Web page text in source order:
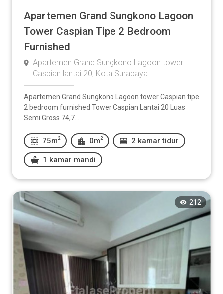
Apartemen Grand Sungkono Lagoon
Tower Caspian Tipe 2 Bedroom
Furnished
Apartemen Grand Sungkono Lagoon tower
Caspian lantai 20, Kota Surabaya
Apartemen Grand Sungkono Lagoon tower Caspian tipe
2 bedroom furnished Tower Caspian Lantai 20 Luas
Semi Gross 74,7...
75m 2 0m 2 2 kamar tidur
1 kamar mandi
212